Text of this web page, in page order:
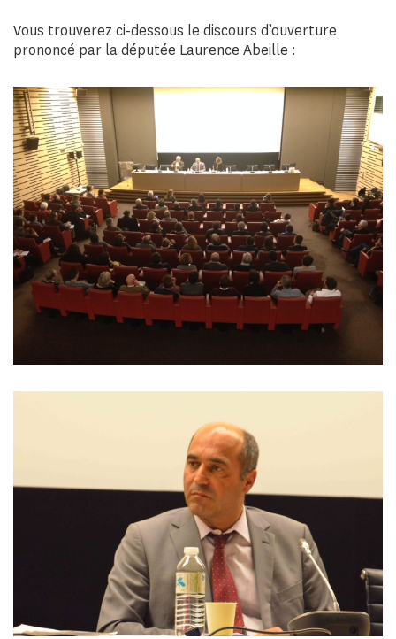
Vous trouverez ci-dessous le discours d’ouverture
prononcé par la députée Laurence Abeille :